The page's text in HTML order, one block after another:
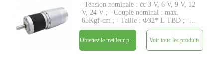
-Tension nominale : cc 3 V, 6 V, 9 V, 12
V, 24 V ; - Couple nominal : max.
65Kgf-cm ; - Taille : Φ32* L TBD ; -
Tige : Φ6mm D-cut 1mm; - Encodeur :
Encodeur magnétique ; - MOQ : 500
pièces
Voir tous les produits